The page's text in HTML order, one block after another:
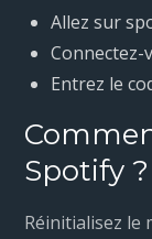
Allez sur
Connectez-
Entrez le
Spotify ?
Réinitialisez le